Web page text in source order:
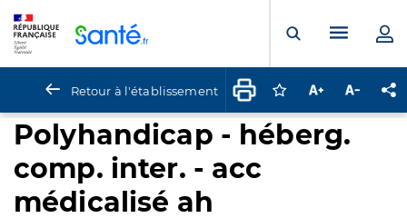
Ouvrir laMenu
Retour à l'établissement Connectez-vous
Augmenter la
Polyhandicap - héberg.
comp. inter. - acc
médicalisé ah